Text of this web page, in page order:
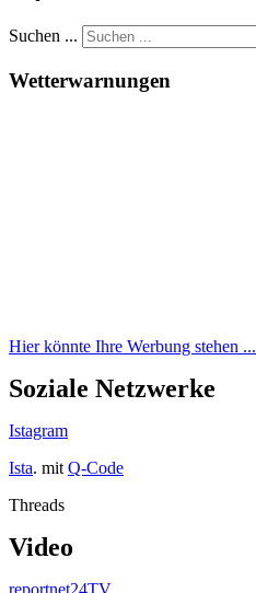
Suchen ...
Wetterwarnungen
Hier könnte Ihre Werbung stehen ...
Soziale Netzwerke
Istagram
Ista. mit Q-Code
Threads
Video
reportnet24TV